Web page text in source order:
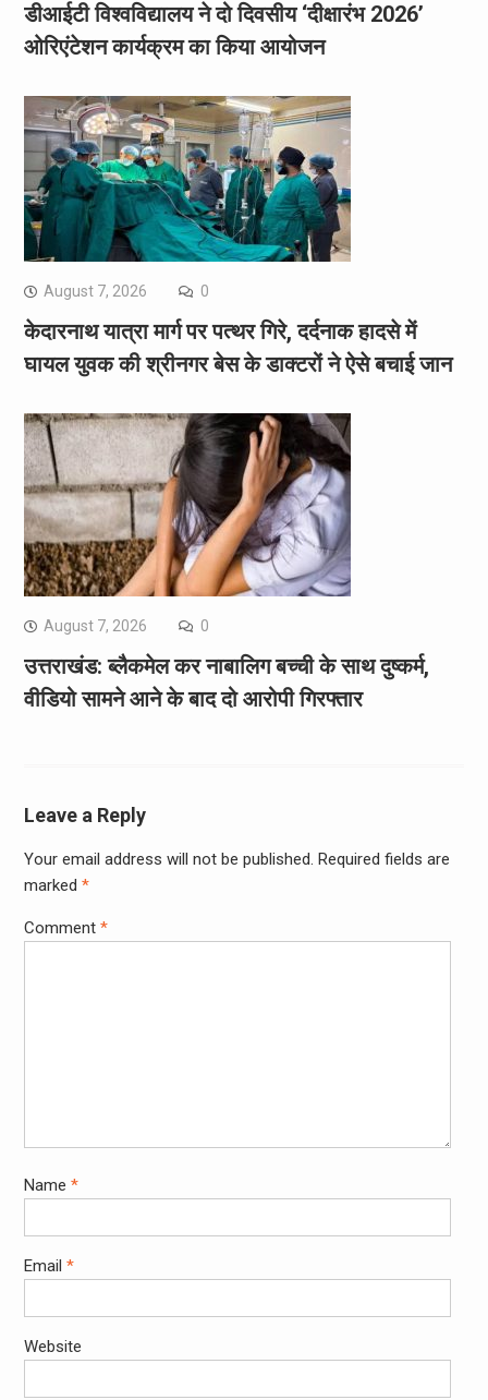
डीआईटी विश्वविद्यालय ने दो दिवसीय ‘दीक्षारंभ 2026’
ओरिएंटेशन कार्यक्रम का किया आयोजन
August 7, 2026 0
केदारनाथ यात्रा मार्ग पर पत्थर गिरे, दर्दनाक हादसे में
घायल युवक की श्रीनगर बेस के डाक्टरों ने ऐसे बचाई जान
August 7, 2026 0
उत्तराखंड: ब्लैकमेल कर नाबालिग बच्ची के साथ दुष्कर्म,
वीडियो सामने आने के बाद दो आरोपी गिरफ्तार
Leave a Reply
Your email address will not be published. Required fields are
marked *
Comment *
Name *
Email *
Website